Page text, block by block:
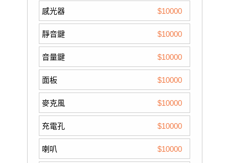
感光器 $10000
靜音鍵 $10000
音量鍵 $10000
面板 $10000
麥克風 $10000
充電孔 $10000
喇叭 $10000